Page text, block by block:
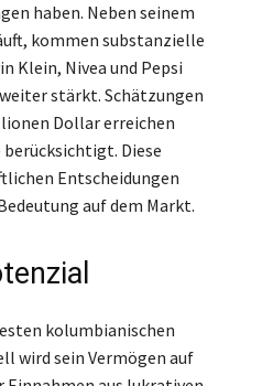
haben. Neben seinem
kommen substanzielle
Klein, Nivea und Pepsi
stärkt. Schätzungen
Dollar erreichen
Diese
Entscheidungen
auf dem Markt.
kolumbianischen
wird sein Vermögen auf